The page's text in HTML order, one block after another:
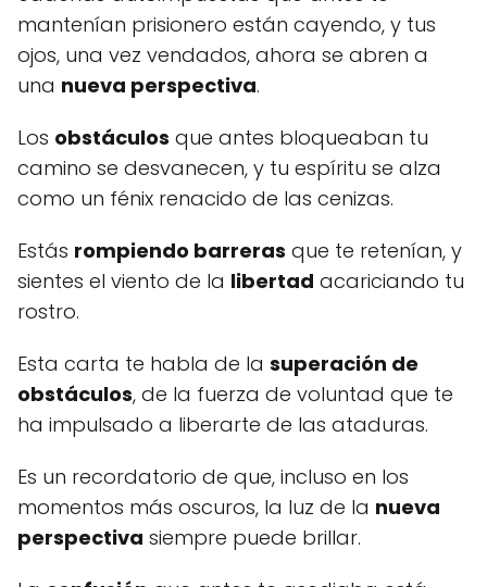
mantenían prisionero están cayendo, y tus
ojos, una vez vendados, ahora se abren a
una nueva perspectiva.
Los obstáculos que antes bloqueaban tu
camino se desvanecen, y tu espíritu se alza
como un fénix renacido de las cenizas.
Estás rompiendo barreras que te retenían, y
sientes el viento de la libertad acariciando tu
rostro.
Esta carta te habla de la superación de
obstáculos, de la fuerza de voluntad que te
ha impulsado a liberarte de las ataduras.
Es un recordatorio de que, incluso en los
momentos más oscuros, la luz de la nueva
perspectiva siempre puede brillar.